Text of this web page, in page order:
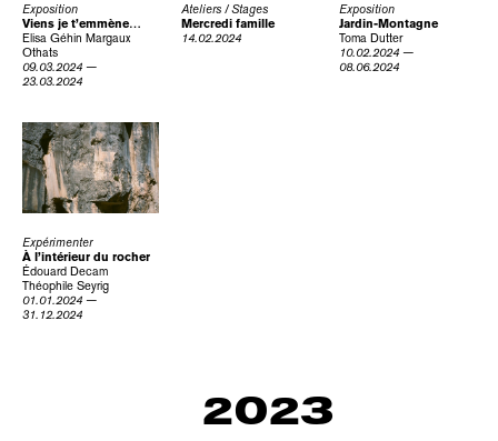
Exposition
Viens je t’emmène…
Elisa Géhin Margaux
Othats
09.03.2024 —
23.03.2024
Ateliers / Stages
Mercredi famille
14.02.2024
Exposition
Jardin-Montagne
Toma Dutter
10.02.2024 —
08.06.2024
Expérimenter
À l’intérieur du rocher
Édouard Decam
Théophile Seyrig
01.01.2024 —
31.12.2024
2023